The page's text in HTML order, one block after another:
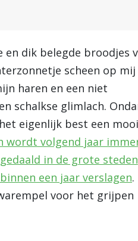
dik belegde broodjes
scheen op mij
haren en een niet
schalkse glimlach.
eigenlijk best een
wordt volgend jaar
in de grote steden
een jaar verslagen
voor het grijpen